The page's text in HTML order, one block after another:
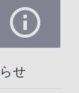
せ